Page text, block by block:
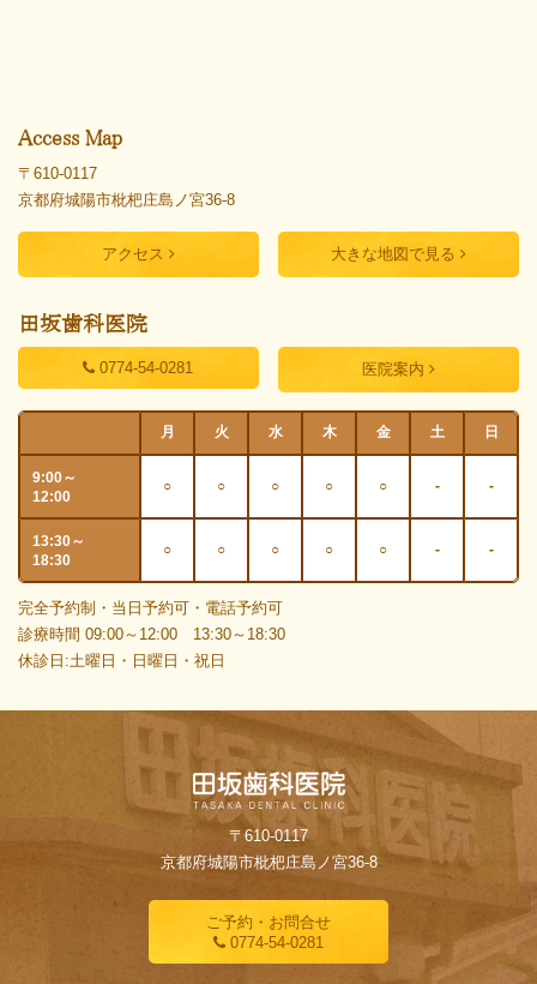
Access Map
〒610-0117
京都府城陽市枇杷庄島ノ宮36-8
アクセス 大きな地図で見る
田坂歯科医院
0774-54-0281 医院案内
月 火 水 木 金 土 日
9:00～
12:00
○ ○ ○ ○ ○ - -
13:30～
18:30
○ ○ ○ ○ ○ - -
完全予約制・当日予約可・電話予約可
診療時間 09:00～12:00 13:30～18:30
休診日:土曜日・日曜日・祝日
〒610-0117
京都府城陽市枇杷庄島ノ宮36-8
ご予約・お問合せ
0774-54-0281